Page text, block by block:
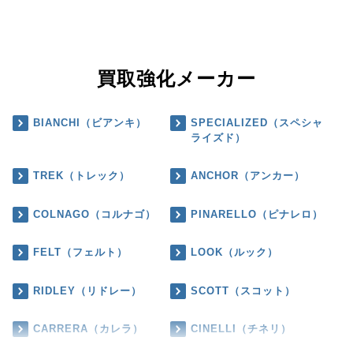
買取強化メーカー
BIANCHI（ビアンキ）
SPECIALIZED（スペシャ
ライズド）
TREK（トレック） ANCHOR（アンカー）
COLNAGO（コルナゴ） PINARELLO（ピナレロ）
FELT（フェルト） LOOK（ルック）
RIDLEY（リドレー） SCOTT（スコット）
CARRERA（カレラ） CINELLI（チネリ）